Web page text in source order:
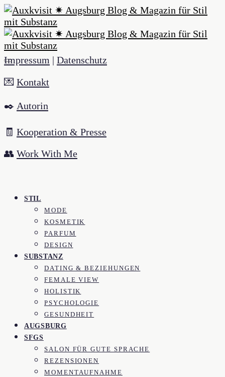
Impressum | Datenschutz
💌 Kontakt
✒️ Autorin
🧾 Kooperation & Presse
👥 Work With Me
STIL
MODE
KOSMETIK
PARFUM
DESIGN
SUBSTANZ
DATING & BEZIEHUNGEN
FEMALE VIEW
HOLISTIK
PSYCHOLOGIE
GESUNDHEIT
AUGSBURG
SFGS
SALON FÜR GUTE SPRACHE
REZENSIONEN
MOMENTAUFNAHME